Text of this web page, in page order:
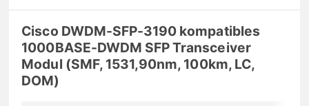
Cisco DWDM-SFP-3190 kompatibles
1000BASE-DWDM SFP Transceiver
Modul (SMF, 1531,90nm, 100km, LC,
DOM)